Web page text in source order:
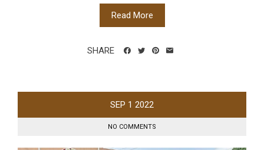
Read More
SHARE
SEP 1 2022
NO COMMENTS